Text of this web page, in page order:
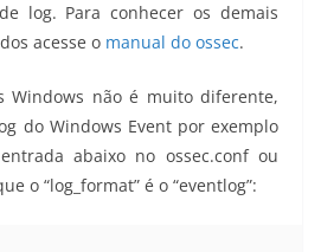
log. Para conhecer os demais
acesse o manual do ossec.
Windows não é muito diferente,
do Windows Event por exemplo
abaixo no ossec.conf ou
o “log_format” é o “eventlog”: